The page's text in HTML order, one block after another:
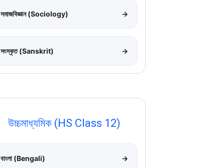
সমাজবিজ্ঞান (Sociology) →
সংস্কৃত (Sanskrit) →
উচ্চমাধ্যমিক (HS Class 12)
বাংলা (Bengali) →